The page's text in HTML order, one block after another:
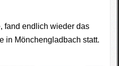
fand endlich wieder das
in Mönchengladbach statt.